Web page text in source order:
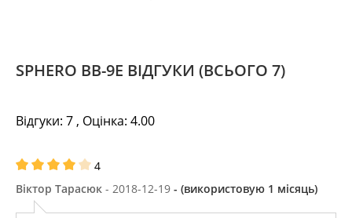
SPHERO BB-9E ВІДГУКИ (ВСЬОГО 7)
Відгуки: 7 , Оцінка: 4.00
4
Віктор Тарасюк - 2018-12-19 - (використовую 1 місяць)